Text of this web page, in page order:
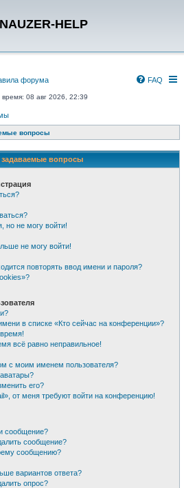
HELP
форума FAQ
время: 08 авг 2026, 22:39
вопросы
задаваемые вопросы
но не могу войти!
не могу войти!
повторять ввод имени и пароля?
в списке «Кто сейчас на конференции»?
всё равно неправильное!
с моим именем пользователя?
его?
от меня требуют войти на конференцию!
сообщение?
сообщение?
сообщению?
вариантов ответа?
опрос?